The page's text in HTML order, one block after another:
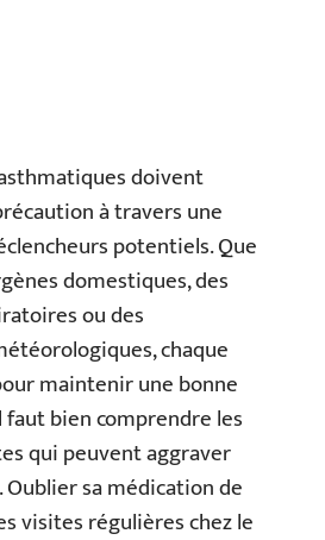
doivent
à travers une
potentiels. Que
domestiques, des
ou des
chaque
maintenir une bonne
bien comprendre les
qui peuvent aggraver
sa médication de
visites régulières chez le